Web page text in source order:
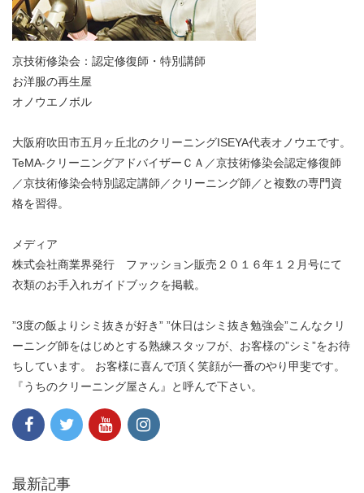
京技術修染会：認定修復師・特別講師
お洋服の再生屋
オノウエノボル
大阪府吹田市五月ヶ丘北のクリーニングISEYA代表オノウエです。
TeMA-クリーニングアドバイザーＣＡ／京技術修染会認定修復師
／京技術修染会特別認定講師／クリーニング師／と複数の専門資
格を習得。
メディア
株式会社商業界発行 ファッション販売２０１６年１２月号にて
衣類のお手入れガイドブックを掲載。
”3度の飯よりシミ抜きが好き” ”休日はシミ抜き勉強会”こんなクリ
ーニング師をはじめとする熟練スタッフが、お客様の”シミ”をお待
ちしています。 お客様に喜んで頂く笑顔が一番のやり甲斐です。
『うちのクリーニング屋さん』と呼んで下さい。
最新記事